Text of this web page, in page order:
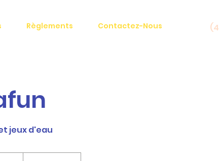
Règlements Contactez-Nous
jeux d'eau